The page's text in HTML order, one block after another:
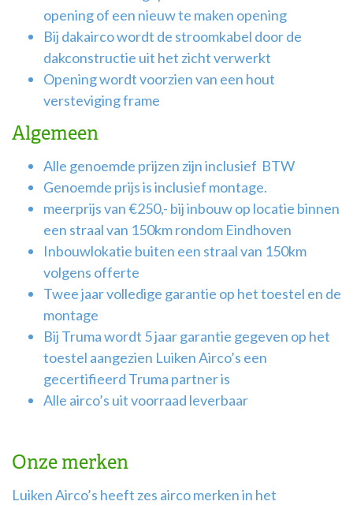
opening of een nieuw te maken opening
Bij dakairco wordt de stroomkabel door de
dakconstructie uit het zicht verwerkt
Opening wordt voorzien van een hout
versteviging frame
Algemeen
Alle genoemde prijzen zijn inclusief BTW
Genoemde prijs is inclusief montage.
meerprijs van €250,- bij inbouw op locatie binnen
een straal van 150km rondom Eindhoven
Inbouwlokatie buiten een straal van 150km
volgens offerte
Twee jaar volledige garantie op het toestel en de
montage
Bij Truma wordt 5 jaar garantie gegeven op het
toestel aangezien Luiken Airco’s een
gecertifieerd Truma partner is
Alle airco’s uit voorraad leverbaar
Onze merken
Luiken Airco’s heeft zes airco merken in het